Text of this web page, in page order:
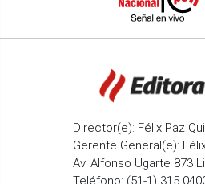
Director(e): Félix Paz
Gerente General(e):
Av. Alfonso Ugarte 873
Teléfono: (51-1) 315